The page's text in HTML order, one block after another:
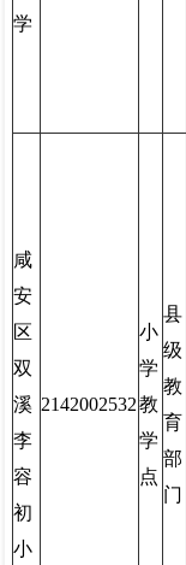
学
咸
安
区
双
溪
李
容
初
小
2142002532
小
学
教
学
点
县
级
教
育
部
门